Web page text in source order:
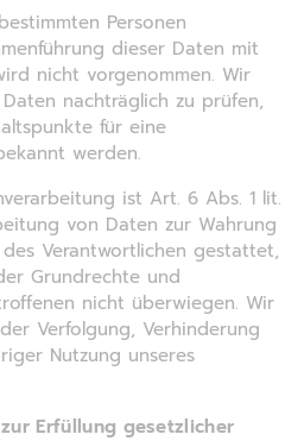
Personen
dieser Daten mit
nicht vorgenommen. Wir
nachträglich zu prüfen,
für eine
werden.
ist Art. 6 Abs. 1 lit.
von Daten zur Wahrung
Verantwortlichen gestattet,
Grundrechte und
nicht überwiegen. Wir
Verfolgung, Verhinderung
Nutzung unseres
Erfüllung gesetzlicher